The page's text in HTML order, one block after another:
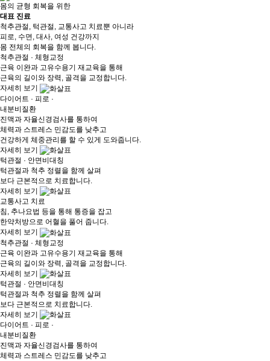
몸의 균형 회복을 위한
대표 진료
척추관절, 턱관절, 교통사고 치료뿐 아니라
피로, 수면, 대사, 여성 건강까지
몸 전체의 회복을 함께 봅니다.
척추관절 · 체형교정
근육 이완과 고유수용기 재교육을 통해
근육의 길이와 장력, 골격을 교정합니다.
자세히 보기
다이어트 · 피로 ·
내분비질환
진맥과 자율신경검사를 통하여
체력과 스트레스 민감도를 낮추고
건강하게 체중관리를 할 수 있게 도와줍니다.
자세히 보기
턱관절 · 안면비대칭
턱관절과 척추 정렬을 함께 살펴
보다 근본적으로 치료합니다.
자세히 보기
교통사고 치료
침, 추나요법 등을 통해 통증을 잡고
한약처방으로 어혈을 풀어 줍니다.
자세히 보기
척추관절 · 체형교정
근육 이완과 고유수용기 재교육을 통해
근육의 길이와 장력, 골격을 교정합니다.
자세히 보기
턱관절 · 안면비대칭
턱관절과 척추 정렬을 함께 살펴
보다 근본적으로 치료합니다.
자세히 보기
다이어트 · 피로 ·
내분비질환
진맥과 자율신경검사를 통하여
체력과 스트레스 민감도를 낮추고